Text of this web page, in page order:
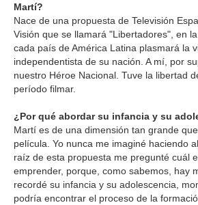
Martí?
Nace de una propuesta de Televisión
Visión que se llamará "Libertadores", en
cada país de América Latina plasmará la
independentista de su nación. A mí, por
nuestro Héroe Nacional. Tuve la libertad
período filmar.
¿Por qué abordar su infancia y su
Martí es de una dimensión tan grande
película. Yo nunca me imaginé haciendo
raíz de esta propuesta me pregunté cuál
emprender, porque, como sabemos, hay
recordé su infancia y su adolescencia,
podría encontrar el proceso de la